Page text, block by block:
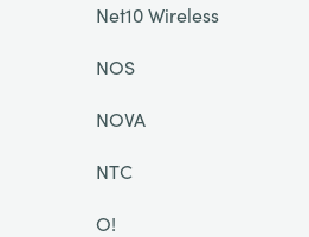
Net10 Wireless
NOS
NOVA
NTC
O!